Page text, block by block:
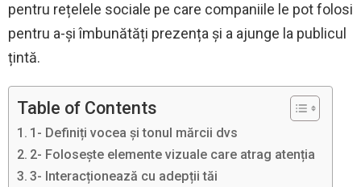
pentru rețelele sociale pe care companiile le pot folosi
pentru a-și îmbunătăți prezența și a ajunge la publicul
țintă.
Table of Contents
1- Definiți vocea și tonul mărcii dvs
2- Folosește elemente vizuale care atrag atenția
3- Interacționează cu adepții tăi